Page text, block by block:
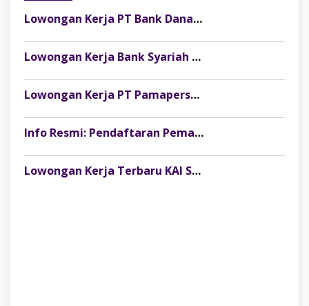
Lowongan Kerja PT Bank Danamon Indonesia Tbk Terbaru
Lowongan Kerja Bank Syariah Nasional (BSN) Danantara Indonesia Terbaru
Lowongan Kerja PT Pamapersada Nusantara: Dibuka Fresh Graduate Development Program (FGDP)
Info Resmi: Pendaftaran Pemagangan Nasional 2026 Batch 1 Angkatan 2 Resmi Dibuka!
Lowongan Kerja Terbaru KAI Services Juli 2026: Posisi Perawatan Sarana untuk Lulusan SLTA